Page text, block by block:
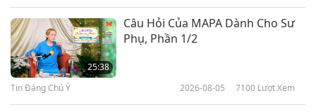
Miso Soup Easy to Prepare, Tasty
25:38
Câu Hỏi Của MAPA Dành Cho Sư
Phụ, Phần 1/2
Tin Đáng Chú Ý 2026-08-05 7100 Lượt Xem